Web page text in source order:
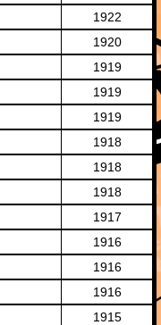
1922
1920
1919
1919
1919
1918
1918
1918
1917
1916
1916
1916
1915